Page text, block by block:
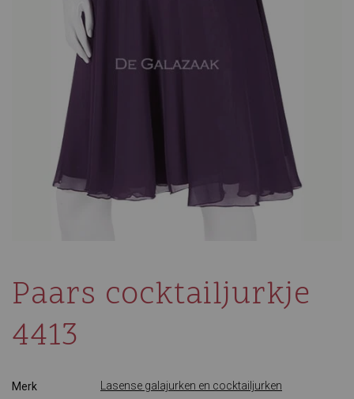
Paars cocktailjurkje
4413
Merk
Lasense galajurken en cocktailjurken